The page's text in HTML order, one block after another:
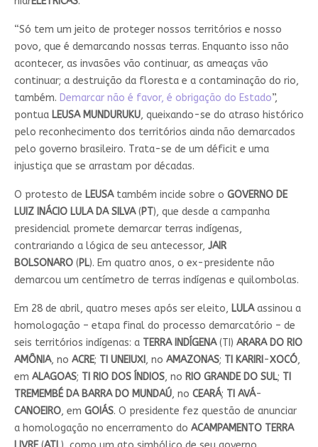
“Só tem um jeito de proteger nossos territórios e nosso
povo, que é demarcando nossas terras. Enquanto isso não
acontecer, as invasões vão continuar, as ameaças vão
continuar; a destruição da floresta e a contaminação do rio,
também. Demarcar não é favor, é obrigação do Estado”,
pontuaLEUSA MUNDURUKU, queixando-se do atraso histórico
pelo reconhecimento dos territórios ainda não demarcados
pelo governo brasileiro. Trata-se de um déficit e uma
injustiça que se arrastam por décadas.
O protesto de LEUSAtambém incide sobre o GOVERNO DE
LUIZ INÁCIO LULA DA SILVA(PT), que desde a campanha
presidencial promete demarcar terras indígenas,
contrariando a lógica de seu antecessor, JAIR
BOLSONARO (PL). Em quatro anos, o ex-presidente não
demarcou um centímetro de terras indígenas e quilombolas.
Em 28 de abril, quatro meses após ser eleito, LULAassinou a
homologação – etapa final do processo demarcatório – de
seis territórios indígenas: a TERRA INDÍGENA(TI) ARARA DO RIO
AMÔNIA, no ACRE; TI UNEIUXI , no AMAZONAS; TI KARIRI -XOCÓ,
em ALAGOAS; TI RIO DOS ÍNDIOS, no RIO GRANDE DO SUL; TI
TREMEMBÉ DA BARRA DO MUNDAÚ, no CEARÁ; TI AVÁ-
CANOEIRO, em GOIÁS. O presidente fez questão de anunciar
a homologação no encerramento do ACAMPAMENTO TERRA